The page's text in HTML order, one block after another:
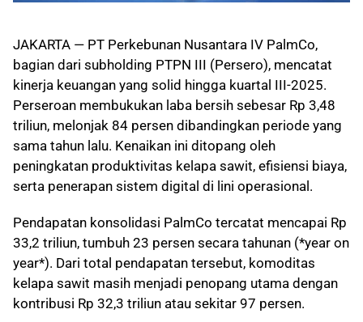
JAKARTA — PT Perkebunan Nusantara IV PalmCo,
bagian dari subholding PTPN III (Persero), mencatat
kinerja keuangan yang solid hingga kuartal III-2025.
Perseroan membukukan laba bersih sebesar Rp 3,48
triliun, melonjak 84 persen dibandingkan periode yang
sama tahun lalu. Kenaikan ini ditopang oleh
peningkatan produktivitas kelapa sawit, efisiensi biaya,
serta penerapan sistem digital di lini operasional.
Pendapatan konsolidasi PalmCo tercatat mencapai Rp
33,2 triliun, tumbuh 23 persen secara tahunan (*year on
year*). Dari total pendapatan tersebut, komoditas
kelapa sawit masih menjadi penopang utama dengan
kontribusi Rp 32,3 triliun atau sekitar 97 persen.